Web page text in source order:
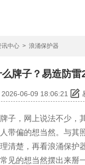
讯中心 > 浪涌保护器
牌子？易造防雷
2026-06-09 18:06:21
子，网上说法不少，
带偏的想当然。与其
清楚，再看浪涌保护
见的想当然摆出来掰